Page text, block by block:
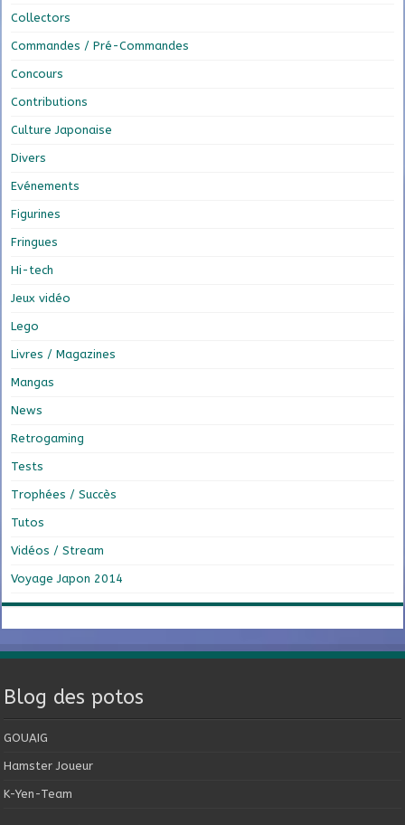
Collectors
Commandes / Pré-Commandes
Concours
Contributions
Culture Japonaise
Divers
Evénements
Figurines
Fringues
Hi-tech
Jeux vidéo
Lego
Livres / Magazines
Mangas
News
Retrogaming
Tests
Trophées / Succès
Tutos
Vidéos / Stream
Voyage Japon 2014
Blog des potos
GOUAIG
Hamster Joueur
K-Yen-Team